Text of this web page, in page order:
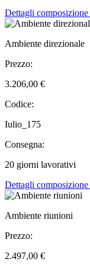
Dettagli composizione
Ambiente direzionale
Prezzo:
3.206,00 €
Codice:
Iulio_175
Consegna:
20 giorni lavorativi
Dettagli composizione
Ambiente riunioni
Prezzo:
2.497,00 €